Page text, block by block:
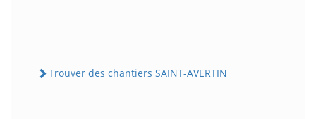
Trouver des chantiers SAINT-AVERTIN